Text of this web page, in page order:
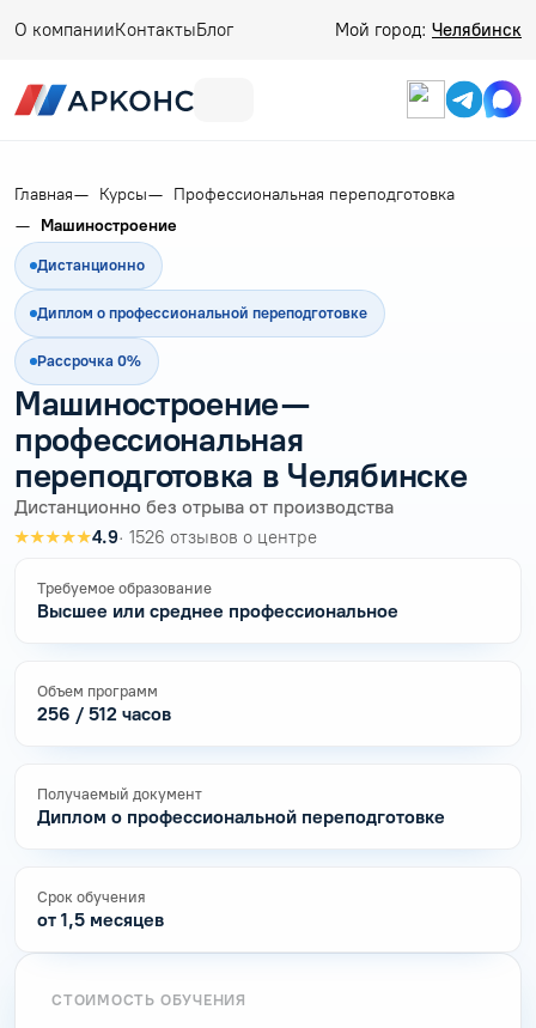
О компанииКонтактыБлог Мой город: Челябинск
Главная Курсы
Профессиональная переподготовка
Машиностроение
Дистанционно
Диплом о профессиональной переподготовке
Рассрочка 0%
Машиностроение —
профессиональная
переподготовка в Челябинске
Дистанционно без отрыва от производства
★★★★★4.9· 1526 отзывов о центре
Требуемое образование
Высшее или среднее профессиональное
Объем программ
256 / 512 часов
Получаемый документ
Диплом о профессиональной переподготовке
Срок обучения
от 1,5 месяцев
СТОИМОСТЬ ОБУЧЕНИЯ